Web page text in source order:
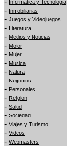
- Informatica y Tecnologia
- Inmobiliarias
- Juegos y Videojuegos
- Literatura
- Medios y Noticias
- Motor
- Mujer
- Musica
- Natura
- Negocios
- Personales
- Religion
- Salud
- Sociedad
- Viajes y Turismo
- Videos
- Webmasters